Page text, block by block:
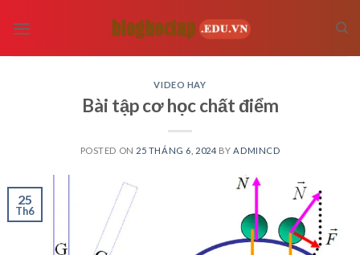
VIDEO HAY
Bài tập cơ học chất điểm
POSTED ON 25 THÁNG 6, 2024 BY ADMINCD
25
Th6